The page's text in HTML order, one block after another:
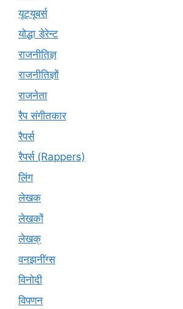
यूट्‍यूबर्स
योद्धा डेरेन्ट
राजनीतिज्ञ
राजनीतिज्ञों
राजनेता
रैप संगीतकार
रैपर्स
रैपर्स (Rappers)
लिंग
लेखक
लेखकों
लेखक्
वनझनींग्स
विनोदी
विपणन